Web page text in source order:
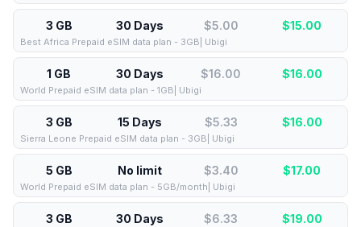
3 GB 30 Days $5.00 $15.00
Best Africa Prepaid eSIM data plan - 3GB| Ubigi
1 GB 30 Days $16.00 $16.00
World Prepaid eSIM data plan - 1GB| Ubigi
3 GB 15 Days $5.33 $16.00
Sierra Leone Prepaid eSIM data plan - 3GB| Ubigi
5 GB No limit $3.40 $17.00
World Prepaid eSIM data plan - 5GB/month| Ubigi
3 GB 30 Days $6.33 $19.00